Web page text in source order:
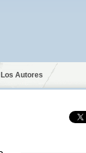
Los Autores